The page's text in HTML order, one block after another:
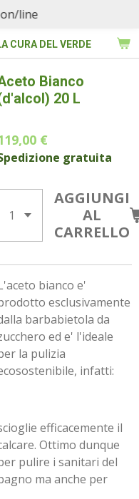
CURA DEL VERDE
line
Bianco
20 L
€
gratuita
AGGIUNGI
AL
CARRELLO
bianco e'
esclusivamente
barbabietola da
ed e' l'ideale
la pulizia
infatti:
efficacemente il
Ottimo dunque
pulire i sanitari del
ma anche per